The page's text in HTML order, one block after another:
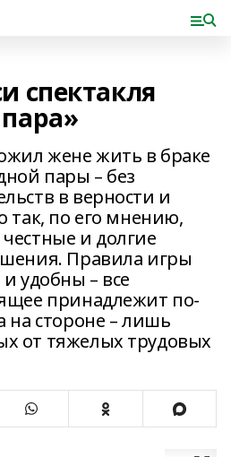
спектакля
жене жить в браке
пары – без
в верности и
так, по его мнению,
и долгие
Правила игры
удобны – все
принадлежит по-
на стороне – лишь
от тяжелых трудовых